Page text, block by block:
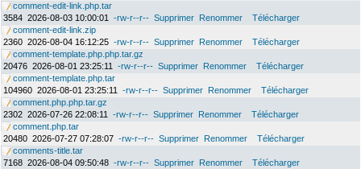
comment-edit-link.php.tar
3584 2026-08-03 10:00:01 -rw-r--r-- Supprimer Renommer
Télécharger
comment-edit-link.zip
2360 2026-08-04 16:12:25 -rw-r--r-- Supprimer Renommer
Télécharger
comment-template.php.php.tar.gz
20476 2026-08-01 23:25:11 -rw-r--r-- Supprimer Renommer
Télécharger
comment-template.php.tar
104960 2026-08-01 23:25:11 -rw-r--r-- Supprimer Renommer
Télécharger
comment.php.php.tar.gz
2302 2026-07-26 22:08:11 -rw-r--r-- Supprimer Renommer
Télécharger
comment.php.tar
20480 2026-07-27 07:28:07 -rw-r--r-- Supprimer Renommer
Télécharger
comments-title.tar
7168 2026-08-04 09:50:48 -rw-r--r-- Supprimer Renommer
Télécharger